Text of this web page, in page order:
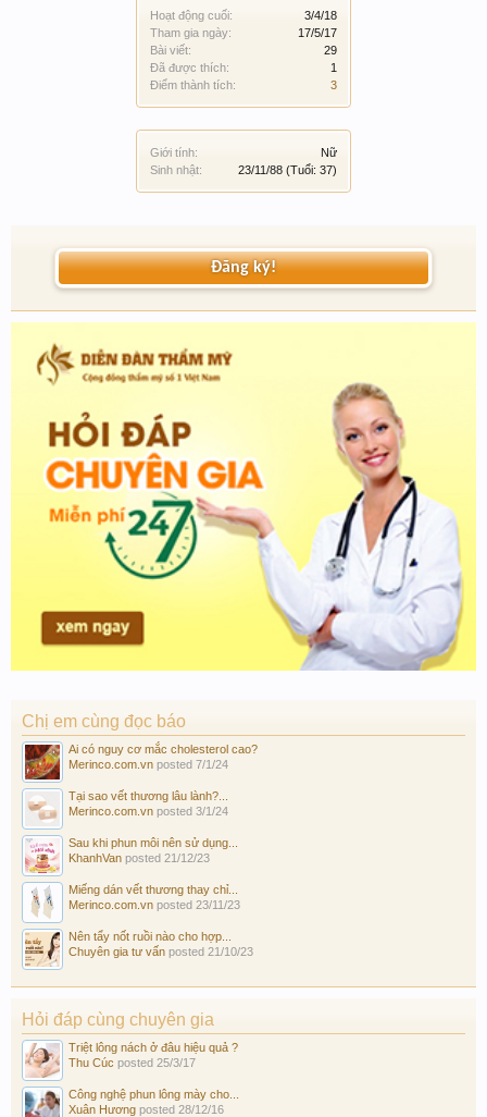
Hoạt động cuối:
3/4/18
Tham gia ngày:
17/5/17
Bài viết:
29
Đã được thích:
1
Điểm thành tích:
3
Giới tính:
Nữ
Sinh nhật:
23/11/88 (Tuổi: 37)
Đăng ký!
Chị em cùng đọc báo
Ai có nguy cơ mắc cholesterol cao?
Merinco.com.vn posted 7/1/24
Tại sao vết thương lâu lành?...
Merinco.com.vn posted 3/1/24
Sau khi phun môi nên sử dụng...
KhanhVan posted 21/12/23
Miếng dán vết thương thay chỉ...
Merinco.com.vn posted 23/11/23
Nên tẩy nốt ruồi nào cho hợp...
Chuyên gia tư vấn posted 21/10/23
Hỏi đáp cùng chuyên gia
Triệt lông nách ở đâu hiệu quả ?
Thu Cúc posted 25/3/17
Công nghệ phun lông mày cho...
Xuân Hương posted 28/12/16